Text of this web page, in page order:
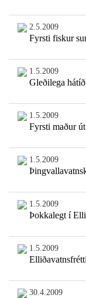
2.5.2009
Fyrsti fiskur
1.5.2009
Gleðilega
1.5.2009
Fyrsti maður
1.5.2009
1.5.2009
Þokkalegt í
1.5.2009
30.4.2009